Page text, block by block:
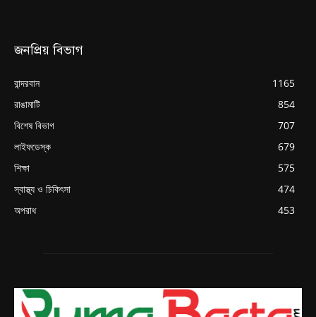
জনপ্রিয় বিভাগ
বান্দরবান
1165
রাঙামাটি
854
বিশেষ বিভাগ
707
লাইফডেস্ক
679
শিক্ষা
575
স্বাস্থ্য ও চিকিৎসা
474
অপরাধ
453